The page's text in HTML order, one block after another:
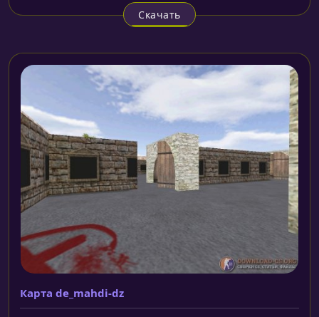
Скачать
Карта de_mahdi-dz